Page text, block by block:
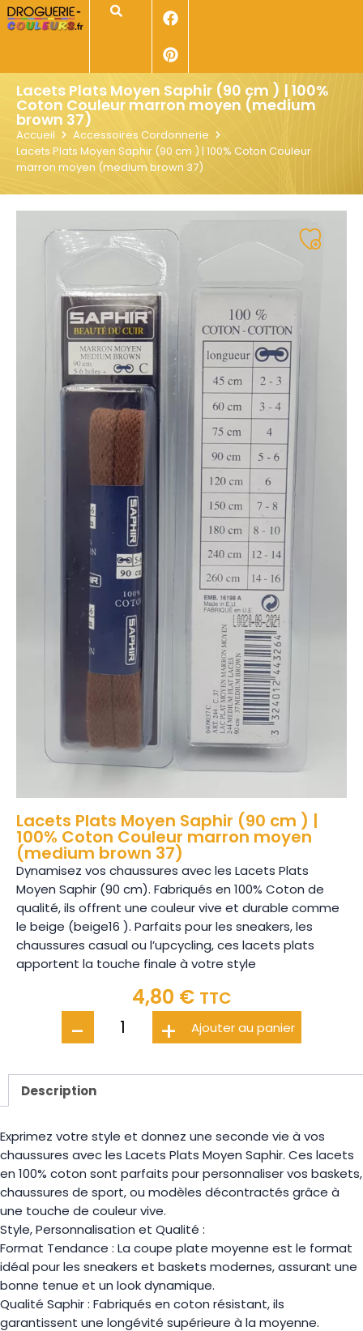
Rechercher
Lacets Plats Moyen Saphir (90 cm ) | 100%
Coton Couleur marron moyen (medium
brown 37)
Accueil
Accessoires Cordonnerie
Lacets Plats Moyen Saphir (90 cm ) | 100% Coton Couleur
marron moyen (medium brown 37)
Lacets Plats Moyen Saphir (90 cm ) |
100% Coton Couleur marron moyen
(medium brown 37)
Dynamisez vos chaussures avec les Lacets Plats
Moyen Saphir (90 cm). Fabriqués en 100% Coton de
qualité, ils offrent une couleur vive et durable comme
le beige (beige16 ). Parfaits pour les sneakers, les
chaussures casual ou l’upcycling, ces lacets plats
apportent la touche finale à votre style
4,80 € TTC
- + Ajouter au panier
Description
Exprimez votre style et donnez une seconde vie à vos
chaussures avec les Lacets Plats Moyen Saphir. Ces lacets
en 100% coton sont parfaits pour personnaliser vos baskets,
chaussures de sport, ou modèles décontractés grâce à
une touche de couleur vive.
Style, Personnalisation et Qualité :
Format Tendance : La coupe plate moyenne est le format
idéal pour les sneakers et baskets modernes, assurant une
bonne tenue et un look dynamique.
Qualité Saphir : Fabriqués en coton résistant, ils
garantissent une longévité supérieure à la moyenne.
Panneau de gestion des cookies